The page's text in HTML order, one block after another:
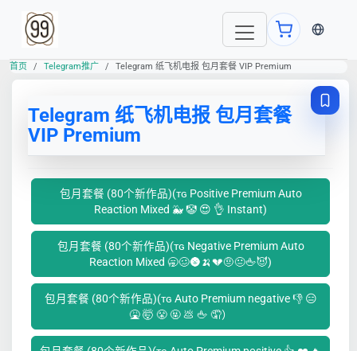
当前语
首页 Telegram推广 Telegram 纸飞机电报 包月套餐 VIP Premium
Telegram 纸飞机电报 包月套餐
VIP Premium
包月套餐 (80个新作品)(ᴛɢ Positive Premium Auto
Reaction Mixed 🐳 🤡 😍 👌 Instant)
包月套餐 (80个新作品)(ᴛɢ Negative Premium Auto
Reaction Mixed 🥱🥴🌚🍌💔🤨😐🖕😈)
包月套餐 (80个新作品)(ᴛɢ Auto Premium negative 👎 😑
🤮 🤯 😤 🤬 💩 🖕 🤦）